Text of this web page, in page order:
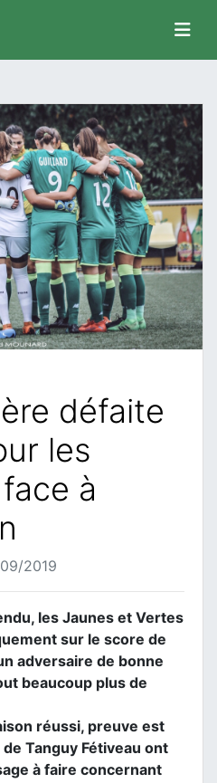
défaite
les
à
2019
les Jaunes et Vertes
sur le score de
adversaire de bonne
beaucoup plus de
réussi, preuve est
Tanguy Fétiveau ont
à faire concernant